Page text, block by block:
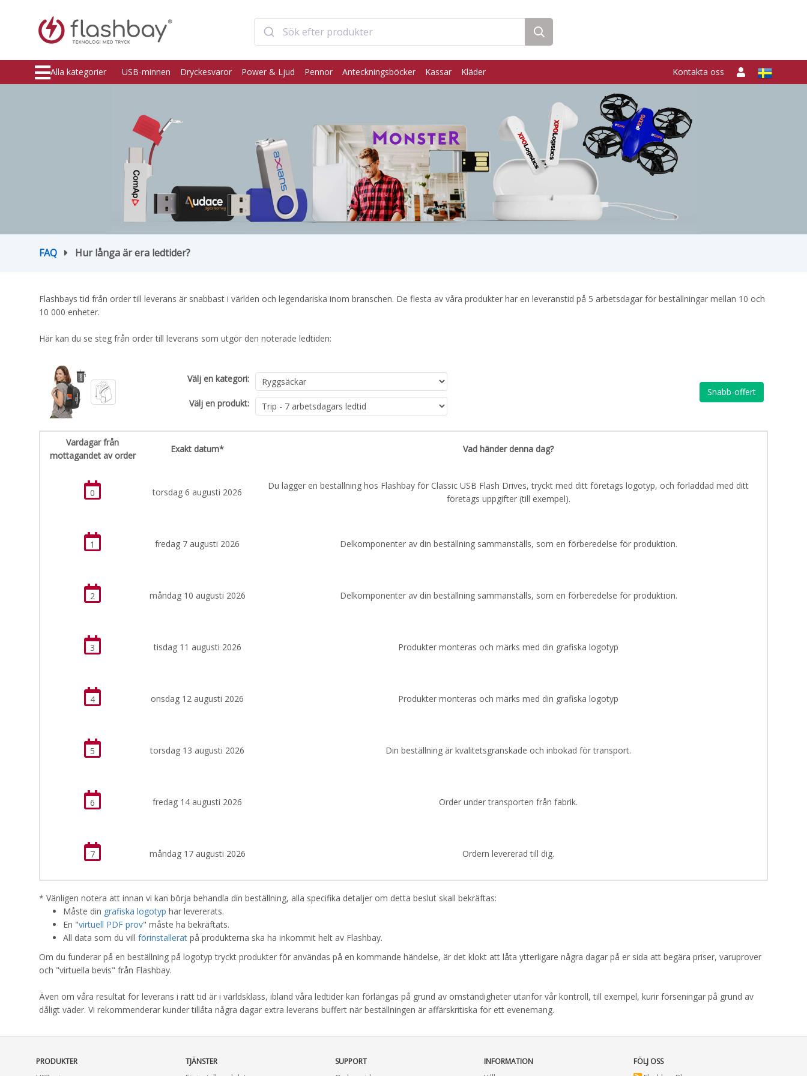
Alla kategorier USB-minnen Dryckesvaror Power & Ljud Pennor Anteckningsböcker Kassar Kläder Kontakta oss
FAQ Hur långa är era ledtider?
Flashbays tid från order till leverans är snabbast i världen och legendariska inom branschen. De flesta av våra produkter har en leveranstid på 5 arbetsdagar för beställningar mellan 10 och
10 000 enheter.
Här kan du se steg från order till leverans som utgör den noterade ledtiden:
Välj en kategori:
Välj en produkt:
Snabb-offert
Vardagar från
mottagandet av order
Exakt datum* Vad händer denna dag?
0 torsdag 6 augusti 2026
Du lägger en beställning hos Flashbay för Classic USB Flash Drives, tryckt med ditt företags logotyp, och förladdad med ditt
företags uppgifter (till exempel).
1 fredag 7 augusti 2026 Delkomponenter av din beställning sammanställs, som en förberedelse för produktion.
2 måndag 10 augusti 2026 Delkomponenter av din beställning sammanställs, som en förberedelse för produktion.
3 tisdag 11 augusti 2026 Produkter monteras och märks med din grafiska logotyp
4 onsdag 12 augusti 2026 Produkter monteras och märks med din grafiska logotyp
5 torsdag 13 augusti 2026 Din beställning är kvalitetsgranskade och inbokad för transport.
6 fredag 14 augusti 2026 Order under transporten från fabrik.
7 måndag 17 augusti 2026 Ordern levererad till dig.
* Vänligen notera att innan vi kan börja behandla din beställning, alla specifika detaljer om detta beslut skall bekräftas:
Måste din grafiska logotyp har levererats.
En "virtuell PDF prov" måste ha bekräftats.
All data som du vill förinstallerat på produkterna ska ha inkommit helt av Flashbay.
Om du funderar på en beställning på logotyp tryckt produkter för användas på en kommande händelse, är det klokt att låta ytterligare några dagar på er sida att begära priser, varuprover
och "virtuella bevis" från Flashbay.
Även om våra resultat för leverans i rätt tid är i världsklass, ibland våra ledtider kan förlängas på grund av omständigheter utanför vår kontroll, till exempel, kurir förseningar på grund av
dåligt väder. Vi rekommenderar kunder tillåta några dagar extra leverans buffert när beställningen är affärskritiska för ett evenemang.
PRODUKTER
TJÄNSTER
SUPPORT
INFORMATION
FÖLJ OSS